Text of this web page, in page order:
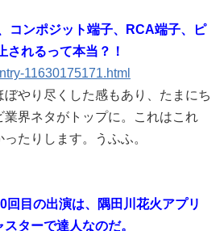
コンポジット端子、RCA端子、ピ
されるって本当？！
11630175171.html
ぼやり尽くした感もあり、たまにち
業界ネタがトップに。これはこれ
たりします。うふふ。
回目の出演は、隅田川花火アプリ
ターで達人なのだ。